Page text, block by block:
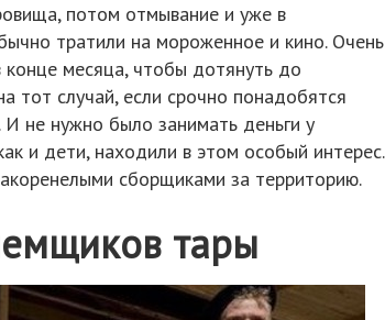
потом отмывание и уже в
тратили на мороженное и кино. Очень
месяца, чтобы дотянуть до
тот случай, если срочно понадобятся
И не нужно было занимать деньги у
и дети, находили в этом особый интерес.
сборщиками за территорию.
тары